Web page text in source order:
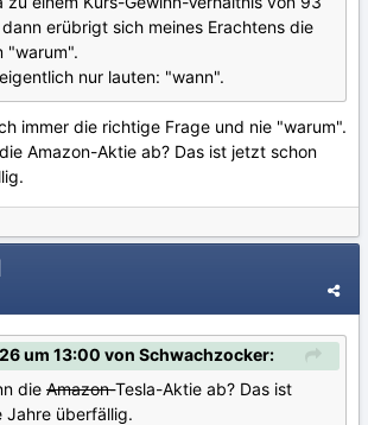
erübrigt sich meines Erachtens die
"warum".
nur lauten: "wann".
immer die richtige Frage und nie "warum".
Amazon-Aktie ab? Das ist jetzt schon
um 13:00 von Schwachzocker:
die Amazon-Tesla-Aktie ab? Das ist
Jahre überfällig.